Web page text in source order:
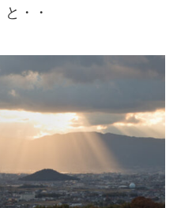
・・